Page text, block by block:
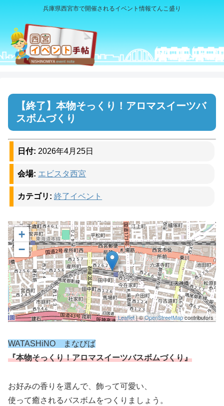
兵庫県西宮市で開催されるイベント情報てんこ盛り
本物そっくり！アロマスイーツバ
スボムづくり
日付: 2026年4月25日
会場: エビスタ西宮
カテゴリ: 終了イベント
+
−
Leaflet| ©OpenStreetMapcontributors
WATASHiNO まなびば
『本物そっくり！アロマスイーツバスボムづくり』
お好みの香りを選んで、飾って可愛い、
使って癒されるバスボムをつくりましょう。